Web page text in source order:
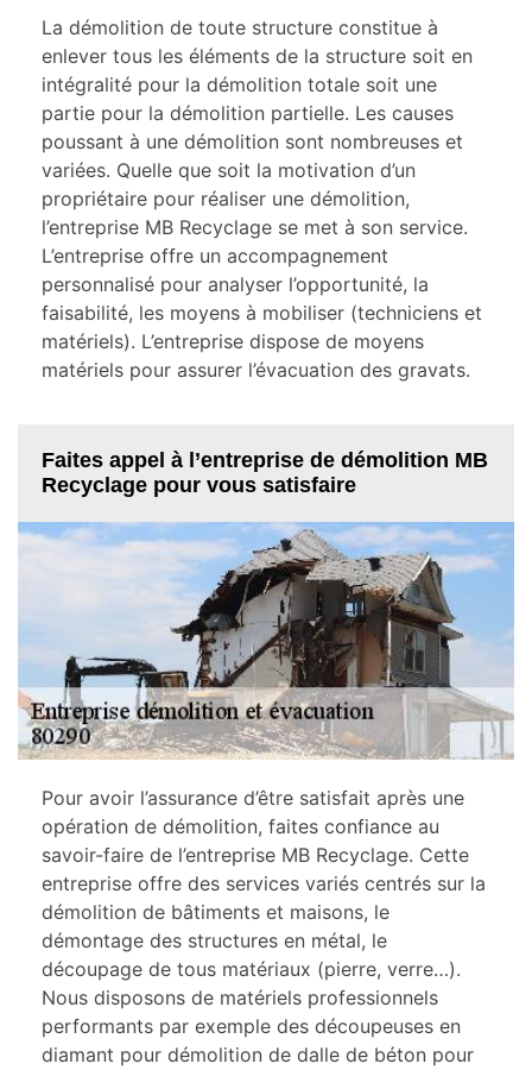
La démolition de toute structure constitue à
enlever tous les éléments de la structure soit en
intégralité pour la démolition totale soit une
partie pour la démolition partielle. Les causes
poussant à une démolition sont nombreuses et
variées. Quelle que soit la motivation d’un
propriétaire pour réaliser une démolition,
l’entreprise MB Recyclage se met à son service.
L’entreprise offre un accompagnement
personnalisé pour analyser l’opportunité, la
faisabilité, les moyens à mobiliser (techniciens et
matériels). L’entreprise dispose de moyens
matériels pour assurer l’évacuation des gravats.
Faites appel à l’entreprise de démolition MB
Recyclage pour vous satisfaire
Pour avoir l’assurance d’être satisfait après une
opération de démolition, faites confiance au
savoir-faire de l’entreprise MB Recyclage. Cette
entreprise offre des services variés centrés sur la
démolition de bâtiments et maisons, le
démontage des structures en métal, le
découpage de tous matériaux (pierre, verre…).
Nous disposons de matériels professionnels
performants par exemple des découpeuses en
diamant pour démolition de dalle de béton pour